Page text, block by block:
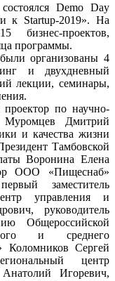
Demo Day
к Startup-2019». На
бизнес-проектов,
программы.
организованы 4
и двухдневный
лекции, семинары,
по научно-
Муромцев Дмитрий
и качества жизни
Тамбовской
Воронина Елена
ООО «Пищеснаб»
заместитель
управления и
руководитель
Общероссийской
и среднего
Коломников Сергей
центр
Игоревич,